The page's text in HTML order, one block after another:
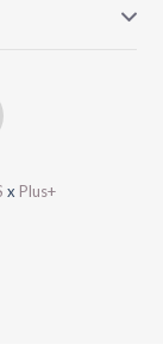
x Plus+